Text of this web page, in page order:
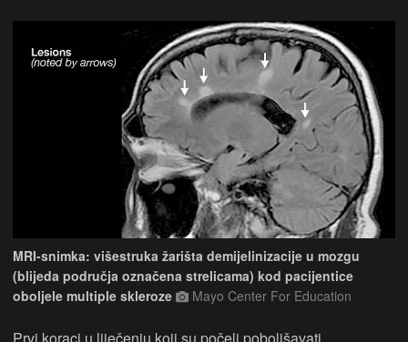
MRI-snimka: višestruka žarišta demijelinizacije u mozgu
(blijeda područja označena strelicama) kod pacijentice
oboljele multiple skleroze
Mayo Center For Education